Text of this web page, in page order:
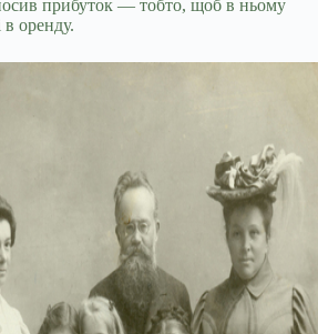
прибуток — тобто, щоб в ньому
в оренду.